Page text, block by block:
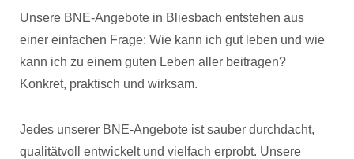
Unsere BNE-Angebote in Bliesbach entstehen aus
einer einfachen Frage: Wie kann ich gut leben und wie
kann ich zu einem guten Leben aller beitragen?
Konkret, praktisch und wirksam.
Jedes unserer BNE-Angebote ist sauber durchdacht,
qualitätvoll entwickelt und vielfach erprobt. Unsere